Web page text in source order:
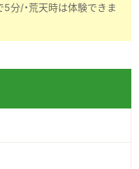
5分/・荒天時は体験できま